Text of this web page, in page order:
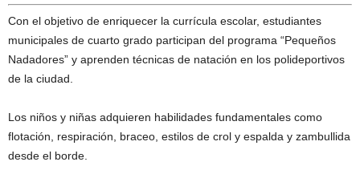
Con el objetivo de enriquecer la currícula escolar, estudiantes
municipales de cuarto grado participan del programa “Pequeños
Nadadores” y aprenden técnicas de natación en los polideportivos
de la ciudad.
Los niños y niñas adquieren habilidades fundamentales como
flotación, respiración, braceo, estilos de crol y espalda y zambullida
desde el borde.